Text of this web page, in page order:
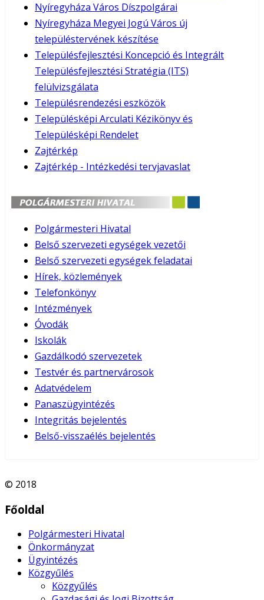
Nyíregyháza Város Díszpolgárai
Nyíregyháza Megyei Jogú Város új
településtervének készítése
Településfejlesztési Koncepció és Integrált
Településfejlesztési Stratégia (ITS)
felülvizsgálata
Településrendezési eszközök
Településképi Arculati Kézikönyv és
Településképi Rendelet
Zajtérkép
Zajtérkép - Intézkedési tervjavaslat
Polgármesteri Hivatal
Belső szervezeti egységek vezetői
Belső szervezeti egységek feladatai
Hírek, közlemények
Telefonkönyv
Intézmények
Óvodák
Iskolák
Gazdálkodó szervezetek
Testvér és partnervárosok
Adatvédelem
Panaszügyintézés
Integritás bejelentés
Belső-visszaélés bejelentés
© 2018
Főoldal
Polgármesteri Hivatal
Önkormányzat
Ügyintézés
Közgyűlés
Közgyűlés